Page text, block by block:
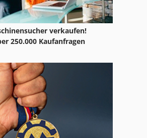
verkaufen!
250.000 Kaufanfragen